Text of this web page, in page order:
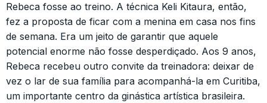
Rebeca fosse ao treino. A técnica Keli Kitaura, então,
fez a proposta de ficar com a menina em casa nos fins
de semana. Era um jeito de garantir que aquele
potencial enorme não fosse desperdiçado. Aos 9 anos,
Rebeca recebeu outro convite da treinadora: deixar de
vez o lar de sua família para acompanhá-la em Curitiba,
um importante centro da ginástica artística brasileira.